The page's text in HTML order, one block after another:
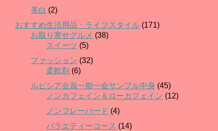
美白 (2)
おすすめ生活用品・ライフスタイル (171)
お取り寄せグルメ (38)
スイーツ (5)
ファッション (32)
柔軟剤 (6)
ルピシア会員一期一会サンプル中身 (45)
ノンカフェイン＆ローカフェイン (12)
ノンフレーバード (4)
バラエティーコース (14)